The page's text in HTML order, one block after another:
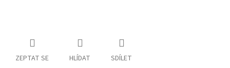
ZEPTAT SE HLÍDAT SDÍLET